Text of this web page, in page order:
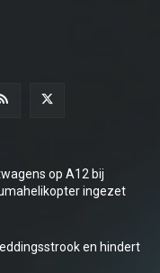
op A12 bij
ingezet
en hindert